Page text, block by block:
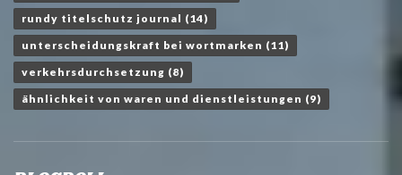
rundy titelschutz journal (14)
unterscheidungskraft bei wortmarken (11)
verkehrsdurchsetzung (8)
ähnlichkeit von waren und dienstleistungen (9)